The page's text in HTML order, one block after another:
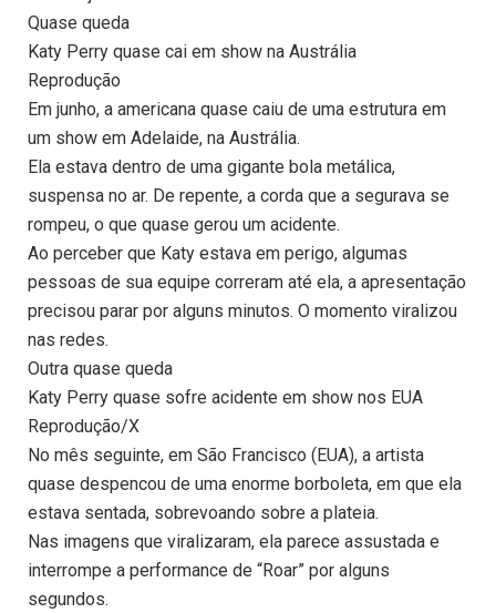
Quase queda
Katy Perry quase cai em show na Austrália
Reprodução
Em junho, a americana quase caiu de uma estrutura em
um show em Adelaide, na Austrália.
Ela estava dentro de uma gigante bola metálica,
suspensa no ar. De repente, a corda que a segurava se
rompeu, o que quase gerou um acidente.
Ao perceber que Katy estava em perigo, algumas
pessoas de sua equipe correram até ela, a apresentação
precisou parar por alguns minutos. O momento viralizou
nas redes.
Outra quase queda
Katy Perry quase sofre acidente em show nos EUA
Reprodução/X
No mês seguinte, em São Francisco (EUA), a artista
quase despencou de uma enorme borboleta, em que ela
estava sentada, sobrevoando sobre a plateia.
Nas imagens que viralizaram, ela parece assustada e
interrompe a performance de “Roar” por alguns
segundos.